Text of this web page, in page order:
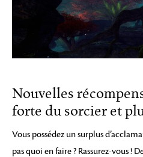
Nouvelles
forte du sorcier et
Vous possédez un surplus
pas quoi en faire ? Rassurez-vous !